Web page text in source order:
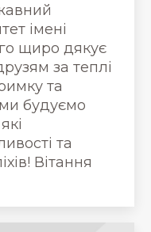
імені
щиро дякує
за теплі
та
будуємо
та
Вітання